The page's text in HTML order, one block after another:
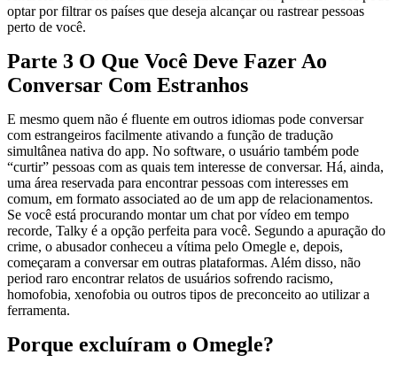
optar por filtrar os países que deseja alcançar ou rastrear pessoas
perto de você.
Parte 3 O Que Você Deve Fazer Ao
Conversar Com Estranhos
E mesmo quem não é fluente em outros idiomas pode conversar
com estrangeiros facilmente ativando a função de tradução
simultânea nativa do app. No software, o usuário também pode
“curtir” pessoas com as quais tem interesse de conversar. Há, ainda,
uma área reservada para encontrar pessoas com interesses em
comum, em formato associated ao de um app de relacionamentos.
Se você está procurando montar um chat por vídeo em tempo
recorde, Talky é a opção perfeita para você. Segundo a apuração do
crime, o abusador conheceu a vítima pelo Omegle e, depois,
começaram a conversar em outras plataformas. Além disso, não
period raro encontrar relatos de usuários sofrendo racismo,
homofobia, xenofobia ou outros tipos de preconceito ao utilizar a
ferramenta.
Porque excluíram o Omegle?